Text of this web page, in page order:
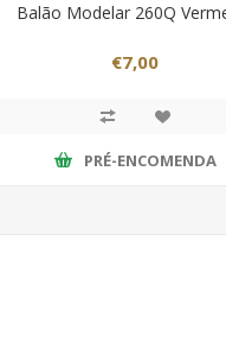
Balão Modelar 260Q
€7,00
PRÉ-ENCOMENDA